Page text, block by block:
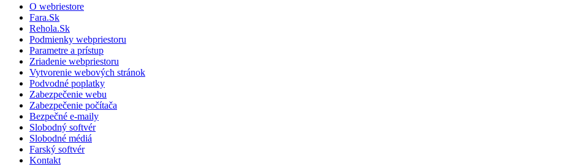
O webriestore
Fara.Sk
Rehola.Sk
Podmienky webpriestoru
Parametre a prístup
Zriadenie webpriestoru
Vytvorenie webových stránok
Podvodné poplatky
Zabezpečenie webu
Zabezpečenie počítača
Bezpečné e-maily
Slobodný softvér
Slobodné médiá
Farský softvér
Kontakt